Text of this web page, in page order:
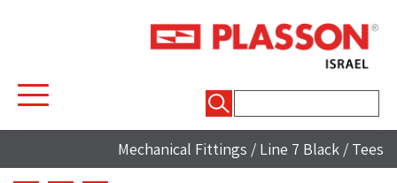
Mechanical Fittings / Line 7 Black / Tees